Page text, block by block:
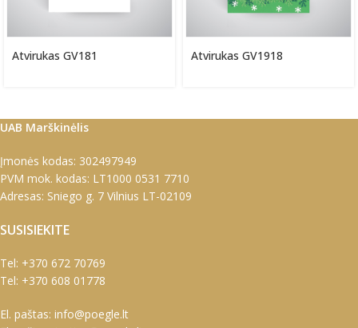
Atvirukas GV181 Atvirukas GV1918
UAB Marškinėlis
Įmonės kodas: 302497949
PVM mok. kodas: LT1000 0531 7710
Adresas: Sniego g. 7 Vilnius LT-02109
SUSISIEKITE
Tel: +370 672 70769
Tel: +370 608 01778
El. paštas: info@poegle.lt